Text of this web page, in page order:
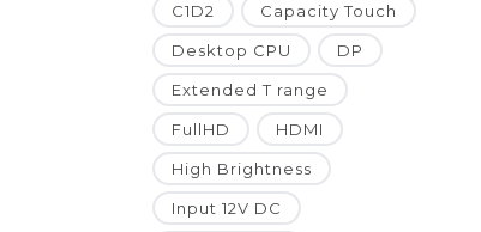
C1D2 Capacity Touch
Desktop CPU DP
Extended T range
FullHD HDMI
High Brightness
Input 12V DC